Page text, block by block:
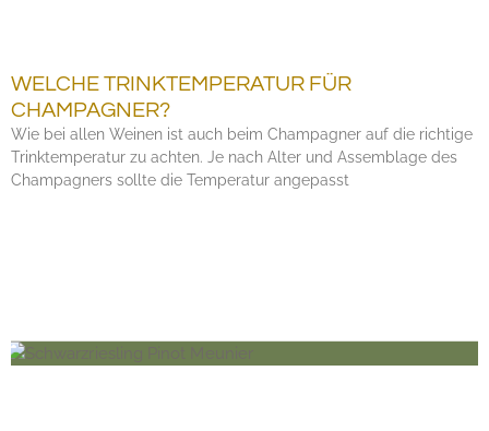
WELCHE TRINKTEMPERATUR FÜR
CHAMPAGNER?
Wie bei allen Weinen ist auch beim Champagner auf die richtige
Trinktemperatur zu achten. Je nach Alter und Assemblage des
Champagners sollte die Temperatur angepasst